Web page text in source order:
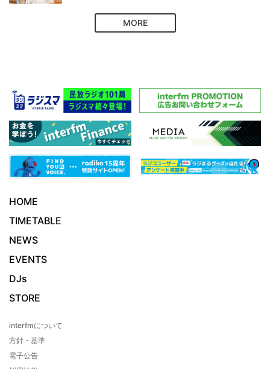
MORE
HOME
TIMETABLE
NEWS
EVENTS
DJs
STORE
interfmについて
方針・基準
電子公告